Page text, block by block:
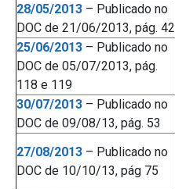
28/05/2013 – Publicado no
DOC de 21/06/2013, pág. 42
25/06/2013 – Publicado no
DOC de 05/07/2013, pág.
118 e 119
30/07/2013 – Publicado no
DOC de 09/08/13, pág. 53
27/08/2013 – Publicado no
DOC de 10/10/13, pág 75